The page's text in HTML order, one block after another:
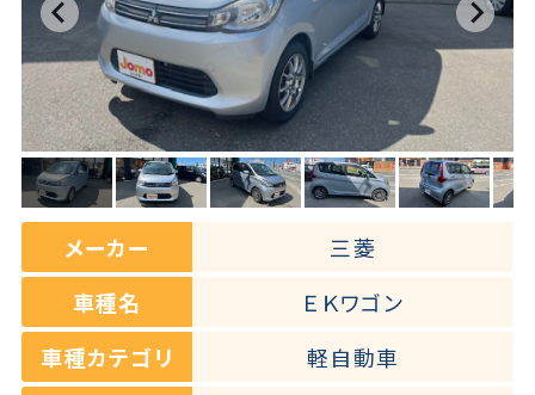
メーカー
三菱
車種名
ＥＫワゴン
車種カテゴリ
軽自動車